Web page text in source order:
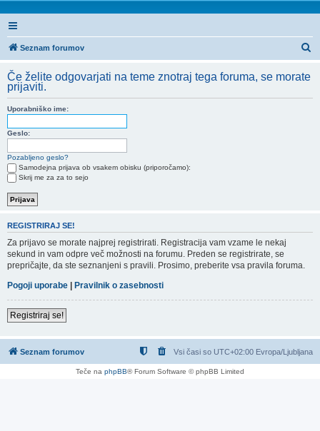
Seznam forumov
a
Če želite odgovarjati na teme znotraj tega foruma, se morate
prijaviti.
Uporabniško ime:
Geslo:
Pozabljeno geslo?
Samodejna prijava ob vsakem obisku (priporočamo):
Skrij me za za to sejo
REGISTRIRAJ SE!
Za prijavo se morate najprej registrirati. Registracija vam vzame le nekaj
sekund in vam odpre več možnosti na forumu. Preden se registrirate, se
prepričajte, da ste seznanjeni s pravili. Prosimo, preberite vsa pravila foruma.
Pogoji uporabe | Pravilnik o zasebnosti
Registriraj se!
Seznam forumov Vsi časi so UTC+02:00 Evropa/Ljubljana
Teče na phpBB® Forum Software © phpBB Limited